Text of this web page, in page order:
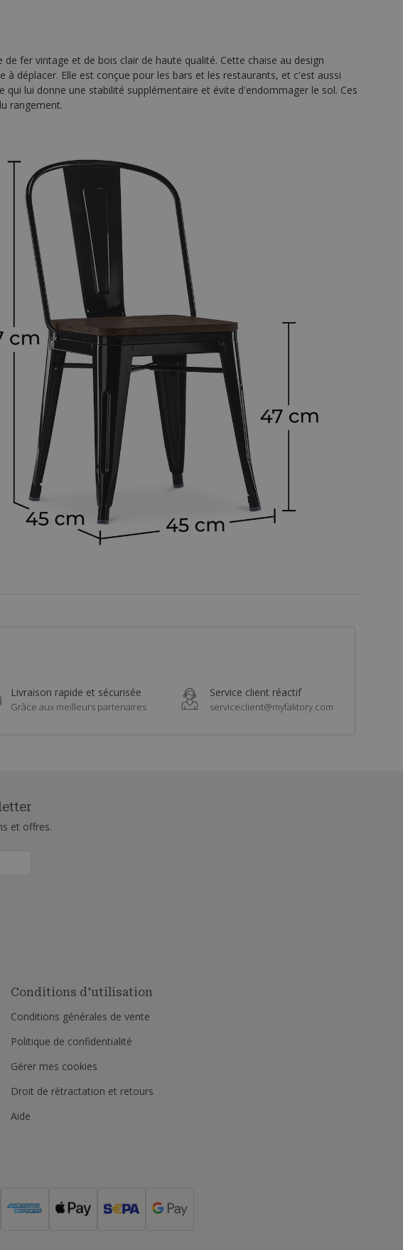
fer vintage et de bois clair de haute qualité. Cette chaise au design
déplacer. Elle est conçue pour les bars et les restaurants, et c'est aussi
lui donne une stabilité supplémentaire et évite d'endommager le sol. Ces
rangement.
Livraison rapide et sécurisée
Grâce aux meilleurs partenaires
Service client réactif
serviceclient@myfaktory.com
et offres.
Conditions d'utilisation
Conditions générales de vente
Politique de confidentialité
Gérer mes cookies
Droit de rétractation et retours
Aide